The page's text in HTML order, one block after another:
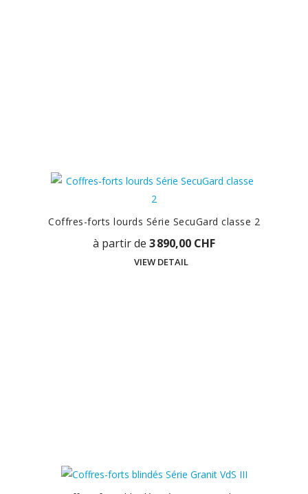
Coffres-forts lourds Série SecuGard classe 2
à partir de 3 890,00 CHF
VIEW DETAIL